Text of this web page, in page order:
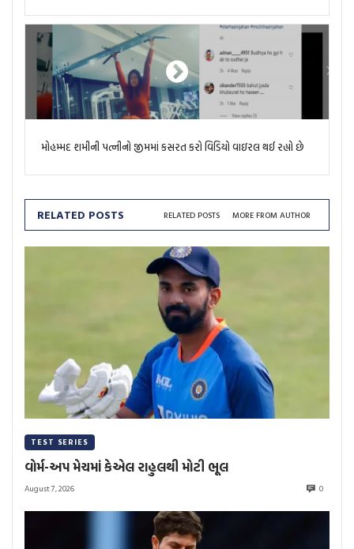
મોહમ્મદ શમીની પત્નીનો જીમમાં કસરત કરો વિડિયો વાઇરલ થઈ રહ્યો છે
RELATED POSTS RELATED POSTS MORE FROM AUTHOR
TEST SERIES
વોર્મ-અપ મેચમાં કેએલ રાહુલથી મોટી ભૂલ
August 7, 2026 0